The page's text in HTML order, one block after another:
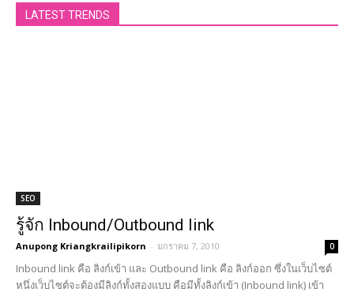
LATEST TRENDS
SEO
รู้จัก Inbound/Outbound link
Anupong Kriangkrailipikorn - มกราคม 7, 2010 0
Inbound link คือ ลิงก์เข้า และ Outbound link คือ ลิงก์ออก ซึ่งในเว็บไซต์
หนึ่งเว็บไซต์จะต้องมีลิงก์ทั้งสองแบบ คือมีทั้งลิงก์เข้า (Inbound link) เข้า